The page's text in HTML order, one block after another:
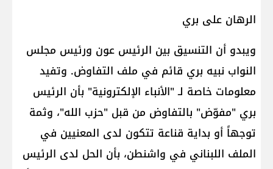
الرهان على بري
ويبدو أن التنسيق بين الرئيس عون ورئيس مجلس
النواب نبيه بري قائم في ملف التفاوض. وتفيد
معلومات خاصة لـ "الأنباء الإلكترونية" بأن الرئيس
بري "مفوّض" بالتفاوض من قبل "حزب الله"، وثمة
توجهاً أو بداية قناعة تتكون لدى المعنيين في
الملف اللبناني في واشنطن، بأن الحل لدى الرئيس